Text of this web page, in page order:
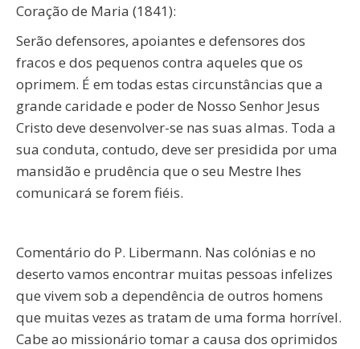
Coração de Maria (1841):
Serão defensores, apoiantes e defensores dos
fracos e dos pequenos contra aqueles que os
oprimem. É em todas estas circunstâncias que a
grande caridade e poder de Nosso Senhor Jesus
Cristo deve desenvolver-se nas suas almas. Toda a
sua conduta, contudo, deve ser presidida por uma
mansidão e prudência que o seu Mestre lhes
comunicará se forem fiéis.
Comentário do P. Libermann. Nas colónias e no
deserto vamos encontrar muitas pessoas infelizes
que vivem sob a dependência de outros homens
que muitas vezes as tratam de uma forma horrível.
Cabe ao missionário tomar a causa dos oprimidos